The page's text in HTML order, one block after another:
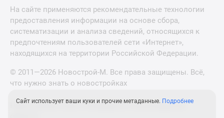
На сайте применяются рекомендательные технологии
предоставления информации на основе сбора,
систематизации и анализа сведений, относящихся к
предпочтениям пользователей сети «Интернет»,
находящихся на территории Российской Федерации.
© 2011—2026 Новострой-М. Все права защищены. Всё,
что нужно знать о новостройках
Новостройки Санкт-Петербурга и Ленинградской
Сайт использует ваши куки и прочие метаданные. Подробнее